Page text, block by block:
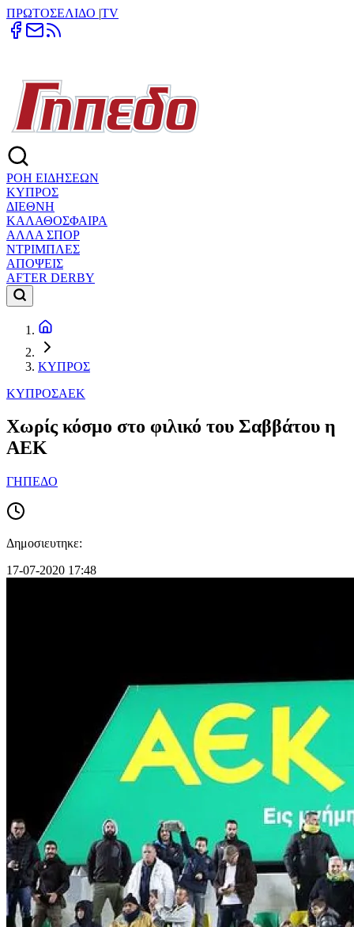
ΠΡΩΤΟΣΕΛΙΔΟ |TV
ΡΟΗ ΕΙΔΗΣΕΩΝ
ΚΥΠΡΟΣ
ΔΙΕΘΝΗ
ΚΑΛΑΘΟΣΦΑΙΡΑ
ΑΛΛΑ ΣΠΟΡ
ΝΤΡΙΜΠΛΕΣ
ΑΠΟΨΕΙΣ
AFTER DERBY
ΚΥΠΡΟΣ
ΚΥΠΡΟΣΑΕΚ
Χωρίς κόσμο στο φιλικό του Σαββάτου η
ΑΕΚ
ΓΗΠΕΔΟ
Δημοσιευτηκε:
17-07-2020 17:48